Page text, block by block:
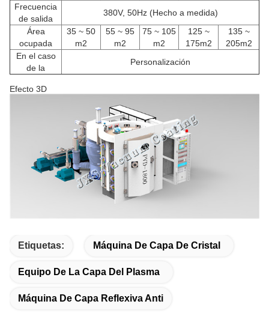
Frecuencia
de salida
380V, 50Hz (Hecho a medida)
Área
ocupada
35 ~ 50
m2
55 ~ 95
m2
75 ~ 105
m2
125 ~
175m2
135 ~
205m2
En el caso
de la
Personalización
Efecto 3D
Etiquetas: Máquina De Capa De Cristal
Equipo De La Capa Del Plasma
Máquina De Capa Reflexiva Anti